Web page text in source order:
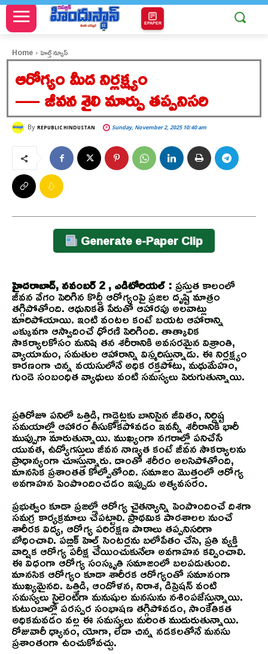
EPAPER
Home హెల్త్ న్యూస్
ఆరోగ్యం మీద నిర్లక్ష్యం
— జీవన శైలి మార్పు తప్పనిసరి
By REPUBLIC HINDUSTAN Sunday, November 2, 2025 10:40 am
Generate e-Paper Clip
హైదరాబాద్‌, నవంబర్‌ 2 , ఎడిటోరియల్ :ప్రస్తుత కాలంలో
జీవన వేగం పెరిగిన కొద్దీ ఆరోగ్యంపై ప్రజల దృష్టి మాత్రం
తగ్గిపోతోంది. ఆధునికత పేరుతో ఆహారపు అలవాట్లు
మారిపోయాయి. ఇంటి వంటల కంటే బయట ఆహారాన్ని
ఎక్కువగా ఆస్వాదించే ధోరణి పెరిగింది. తాత్కాలిక
సౌకర్యాలకోసం మనిషి తన శరీరానికి అవసరమైన విశ్రాంతి,
వ్యాయామం, సమతుల ఆహారాన్ని విస్మరిస్తున్నాడు. ఈ నిర్లక్ష్యం
కారణంగా చిన్న వయసులోనే అధిక రక్తపోటు, మధుమేహం,
గుండె సంబంధిత వ్యాధులు వంటి సమస్యలు పెరుగుతున్నాయి.
ప్రతిరోజూ పనిలో ఒత్తిడి, గాడ్జెట్లకు బానిసైన జీవితం, నిర్దిష్ట
సమయాల్లో ఆహారం తీసుకోకపోవడం ఇవన్నీ శరీరానికి భారీ
ముప్పుగా మారుతున్నాయి. ముఖ్యంగా నగరాల్లో పనిచేసే
యువత, ఉద్యోగస్తులు జీవన నాణ్యత కంటే జీవన సౌకర్యాలను
ప్రాధాన్యంగా చూస్తున్నారు. దాంతో శరీరం అలసిపోతోంది,
మానసిక ప్రశాంతత కోల్పోతోంది. సమాజం మొత్తంలో ఆరోగ్య
అవగాహన పెంపొందించడం ఇప్పుడు అత్యవసరం.
ప్రభుత్వం కూడా ప్రజల్లో ఆరోగ్య చైతన్యాన్ని పెంపొందించే దిశగా
సమగ్ర కార్యక్రమాలు చేపట్టాలి. ప్రాథమిక పాఠశాలల నుంచే
శారీరక విద్య, ఆరోగ్య పరిరక్షణ పాఠాలు తప్పనిసరిగా
బోధించాలి. పబ్లిక్ హెల్త్‌ సెంటర్లను బలోపేతం చేసి, ప్రతి వ్యక్తి
వార్షిక ఆరోగ్య పరీక్ష చేయించుకునేలా అవగాహన కల్పించాలి.
ఈ విధంగా ఆరోగ్య సంస్కృతి సమాజంలో బలపడుతుంది.
మానసిక ఆరోగ్యం కూడా శారీరక ఆరోగ్యంతో సమానంగా
ముఖ్యమైనది. ఒత్తిడి, ఆందోళన, నిరాశ, డిప్రెషన్‌ వంటి
సమస్యలు సైలెంట్‌గా మనుషుల మనసును నశింపజేస్తున్నాయి.
కుటుంబాల్లో పరస్పర సంభాషణ తగ్గిపోవడం, సాంకేతికత
అధికమవడం వల్ల ఈ సమస్యలు మరింత ముదురుతున్నాయి.
రోజువారీ ధ్యానం, యోగా, లేదా చిన్న నడకలతోనే మనసు
ప్రశాంతంగా ఉంచుకోవచ్చు.